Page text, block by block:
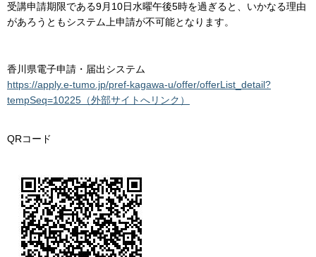
受講申請期限である9月10日水曜午後5時を過ぎると、いかなる理由
があろうともシステム上申請が不可能となります。
香川県電子申請・届出システム
https://apply.e-tumo.jp/pref-kagawa-u/offer/offerList_detail?
tempSeq=10225（外部サイトへリンク）
QRコード